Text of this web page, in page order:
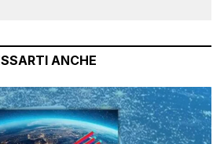
ANCHE